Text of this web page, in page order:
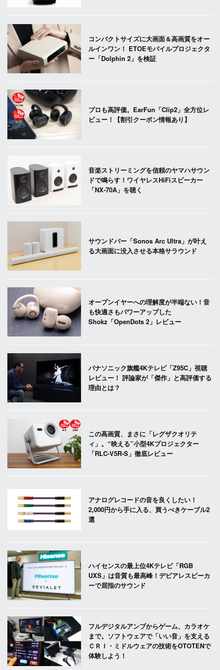
コンパクトサイズに大画面＆高画質をオー
ルインワン！ ETOEモバイルプロジェクタ
ー「Dolphin 2」を検証
プロも高評価。EarFun「Clip2」全方位レ
ビュー！【割引クーポン情報あり】
音楽ストリーミングを信頼のヤマハサウン
ドで鳴らす！ワイヤレスHiFiスピーカー
「NX-70A」を聴く
サウンドバー「Sonos Arc Ultra」が叶え
る大画面に没入させる本格サラウンド
オープンイヤーへの理解度が半端ない！音
も快適さもパワーアップした
Shokz「OpenDots 2」レビュー
パナソニック旗艦4Kテレビ「Z95C」視聴
レビュー！ 評論家が「傑作」と高評価する
理由とは？
この高画質、まさに「レグザクオリテ
ィ」。“映える”小型4Kプロジェクター
「RLC-V5R-S」徹底レビュー
アナログレコードの音を良くしたい！
2,000円から手に入る、買うべきケーブル2
選
ハイセンスの最上位4Kテレビ「RGB
UXS」は音質も最高峰！デビアレスピーカ
ーで屈指のサウンド
フルデジタルアンプからゲーム、カラオケ
まで。ソフトウェアで「いい音」を支える
ＣＲＩ・ミドルウェアの技術をOTOTENで
体験しよう！